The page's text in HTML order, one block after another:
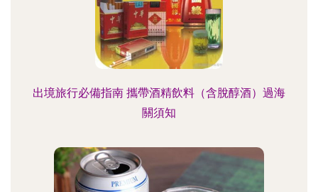
出境旅行必備指南 攜帶酒精飲料（含脫醇酒）過海
關須知